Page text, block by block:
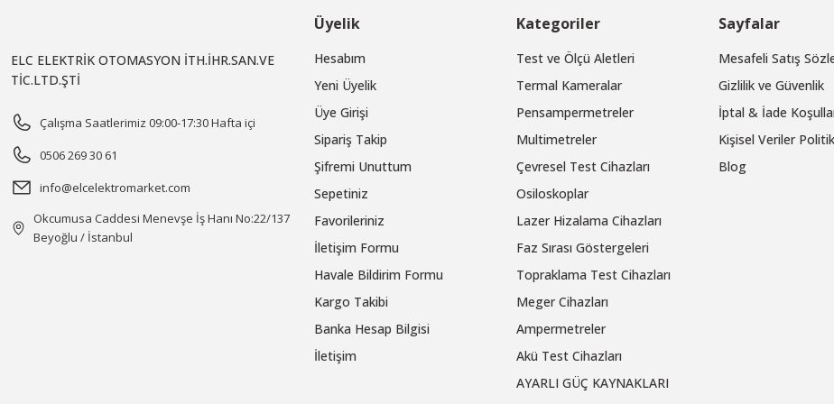
ELC ELEKTRİK OTOMASYON İTH.İHR.SAN.VE
TİC.LTD.ŞTİ
Çalışma Saatlerimiz 09:00-17:30 Hafta içi
0506 269 30 61
info@elcelektromarket.com
Okcumusa Caddesi Menevşe İş Hanı No:22/137
Beyoğlu / İstanbul
Üyelik
Hesabım
Yeni Üyelik
Üye Girişi
Sipariş Takip
Şifremi Unuttum
Sepetiniz
Favorileriniz
İletişim Formu
Havale Bildirim Formu
Kargo Takibi
Banka Hesap Bilgisi
İletişim
Kategoriler
Test ve Ölçü Aletleri
Termal Kameralar
Pensampermetreler
Multimetreler
Çevresel Test Cihazları
Osiloskoplar
Lazer Hizalama Cihazları
Faz Sırası Göstergeleri
Topraklama Test Cihazları
Meger Cihazları
Ampermetreler
Akü Test Cihazları
AYARLI GÜÇ KAYNAKLARI
Sayfalar
Mesafeli Satış
Gizlilik ve Güvenlik
İptal & İade
Kişisel Veriler
Blog